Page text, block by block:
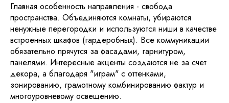
Главная особенность направления - свобода
пространства. Объединяются комнаты, убираются
ненужные перегородки и используются ниши в качестве
встроенных шкафов (гардеробных). Все коммуникации
обязательно прячутся за фасадами, гарнитуром,
панелями. Интересные акценты создаются не за счет
декора, а благодаря "играм" с оттенками,
зонированию, грамотному комбинированию фактур и
многоуровневому освещению.